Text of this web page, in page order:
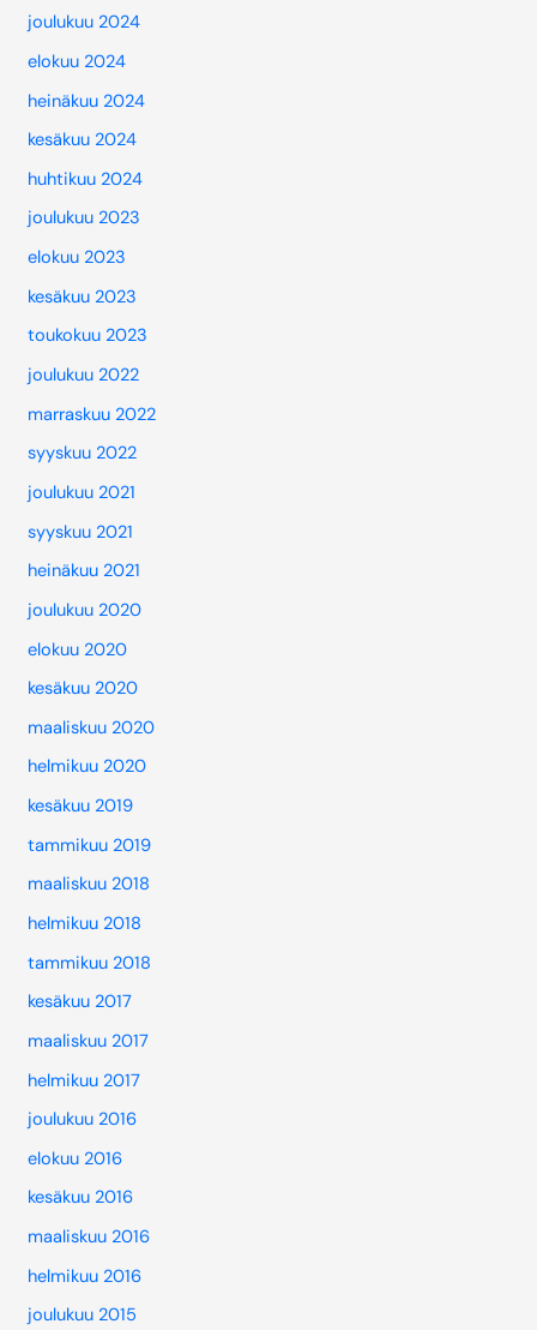
joulukuu 2024
elokuu 2024
heinäkuu 2024
kesäkuu 2024
huhtikuu 2024
joulukuu 2023
elokuu 2023
kesäkuu 2023
toukokuu 2023
joulukuu 2022
marraskuu 2022
syyskuu 2022
joulukuu 2021
syyskuu 2021
heinäkuu 2021
joulukuu 2020
elokuu 2020
kesäkuu 2020
maaliskuu 2020
helmikuu 2020
kesäkuu 2019
tammikuu 2019
maaliskuu 2018
helmikuu 2018
tammikuu 2018
kesäkuu 2017
maaliskuu 2017
helmikuu 2017
joulukuu 2016
elokuu 2016
kesäkuu 2016
maaliskuu 2016
helmikuu 2016
joulukuu 2015